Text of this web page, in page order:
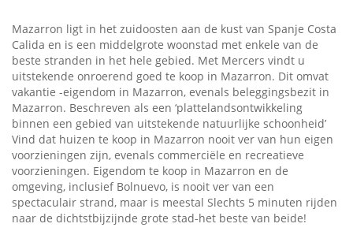
Mazarron ligt in het zuidoosten aan de kust van Spanje Costa
Calida en is een middelgrote woonstad met enkele van de
beste stranden in het hele gebied. Met Mercers vindt u
uitstekende onroerend goed te koop in Mazarron. Dit omvat
vakantie -eigendom in Mazarron, evenals beleggingsbezit in
Mazarron. Beschreven als een ‘plattelandsontwikkeling
binnen een gebied van uitstekende natuurlijke schoonheid’
Vind dat huizen te koop in Mazarron nooit ver van hun eigen
voorzieningen zijn, evenals commerciële en recreatieve
voorzieningen. Eigendom te koop in Mazarron en de
omgeving, inclusief Bolnuevo, is nooit ver van een
spectaculair strand, maar is meestal Slechts 5 minuten rijden
naar de dichtstbijzijnde grote stad-het beste van beide!